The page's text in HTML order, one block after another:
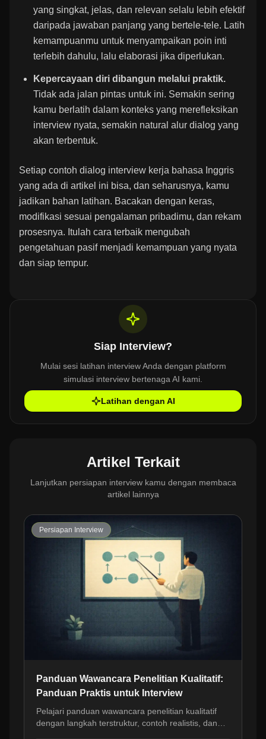
yang singkat, jelas, dan relevan selalu lebih efektif
daripada jawaban panjang yang bertele-tele. Latih
kemampuanmu untuk menyampaikan poin inti
terlebih dahulu, lalu elaborasi jika diperlukan.
Kepercayaan diri dibangun melalui praktik.
Tidak ada jalan pintas untuk ini. Semakin sering
kamu berlatih dalam konteks yang merefleksikan
interview nyata, semakin natural alur dialog yang
akan terbentuk.
Setiap contoh dialog interview kerja bahasa Inggris
yang ada di artikel ini bisa, dan seharusnya, kamu
jadikan bahan latihan. Bacakan dengan keras,
modifikasi sesuai pengalaman pribadimu, dan rekam
prosesnya. Itulah cara terbaik mengubah
pengetahuan pasif menjadi kemampuan yang nyata
dan siap tempur.
Siap Interview?
Mulai sesi latihan interview Anda dengan platform
simulasi interview bertenaga AI kami.
Latihan dengan AI
Artikel Terkait
Lanjutkan persiapan interview kamu dengan membaca
artikel lainnya
Persiapan Interview
Panduan Wawancara Penelitian Kualitatif:
Panduan Praktis untuk Interview
Pelajari panduan wawancara penelitian kualitatif
dengan langkah terstruktur, contoh realistis, dan